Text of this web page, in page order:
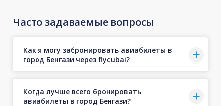
Часто задаваемые вопросы
Как я могу забронировать авиабилеты в
город Бенгази через flydubai?
Когда лучше всего бронировать
авиабилеты в город Бенгази?